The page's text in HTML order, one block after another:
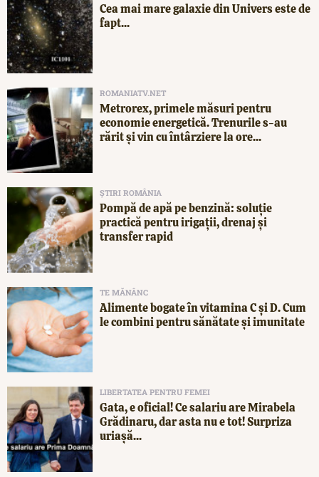
Cea mai mare galaxie din Univers este de
fapt...
ROMANIATV.NET
Metrorex, primele măsuri pentru
economie energetică. Trenurile s-au
rărit și vin cu întârziere la ore...
ȘTIRI ROMÂNIA
Pompă de apă pe benzină: soluție
practică pentru irigații, drenaj și
transfer rapid
TE MĂNÂNC
Alimente bogate în vitamina C și D. Cum
le combini pentru sănătate și imunitate
LIBERTATEA PENTRU FEMEI
Gata, e oficial! Ce salariu are Mirabela
Grădinaru, dar asta nu e tot! Surpriza
uriașă...